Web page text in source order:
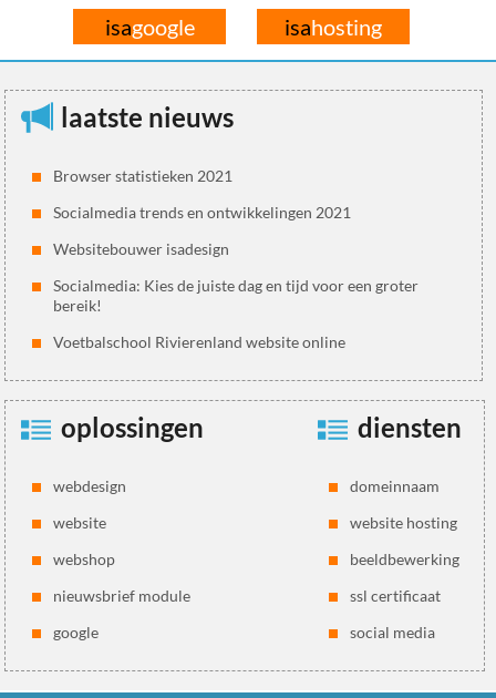
isagoogle isahosting
laatste nieuws
Browser statistieken 2021
Socialmedia trends en ontwikkelingen 2021
Websitebouwer isadesign
Socialmedia: Kies de juiste dag en tijd voor een groter
bereik!
Voetbalschool Rivierenland website online
oplossingen
webdesign
website
webshop
nieuwsbrief module
google
diensten
domeinnaam
website hosting
beeldbewerking
ssl certificaat
social media